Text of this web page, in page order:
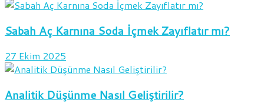
Sabah Aç Karnına Soda İçmek Zayıflatır mı?
27 Ekim 2025
Analitik Düşünme Nasıl Geliştirilir?